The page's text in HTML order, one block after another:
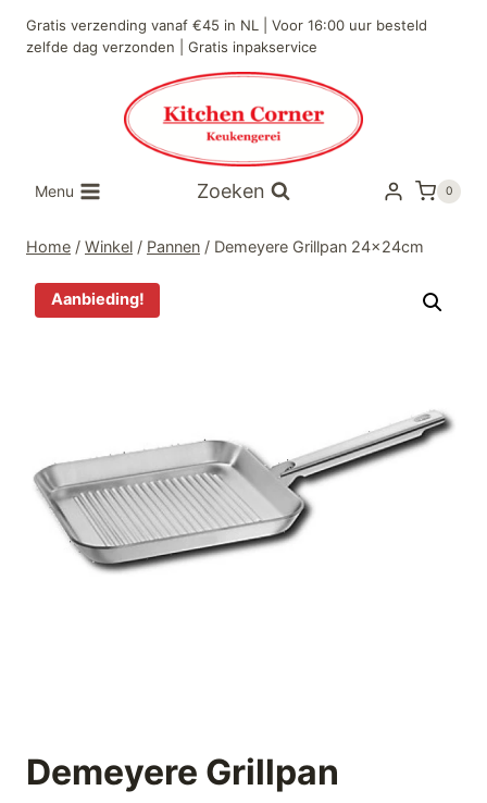
naar
Gratis verzending vanaf €45 in NL | Voor 16:00 uur besteld
zelfde dag verzonden | Gratis inpakservice
Menu Zoeken 0
Home / Winkel / Pannen / Demeyere Grillpan 24x24cm
Aanbieding!
Demeyere Grillpan